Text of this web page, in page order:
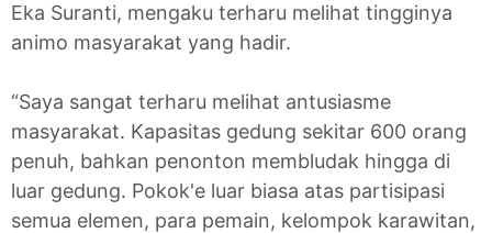
Eka Suranti, mengaku terharu melihat tingginya
animo masyarakat yang hadir.
“Saya sangat terharu melihat antusiasme
masyarakat. Kapasitas gedung sekitar 600 orang
penuh, bahkan penonton membludak hingga di
luar gedung. Pokok'e luar biasa atas partisipasi
semua elemen, para pemain, kelompok karawitan,